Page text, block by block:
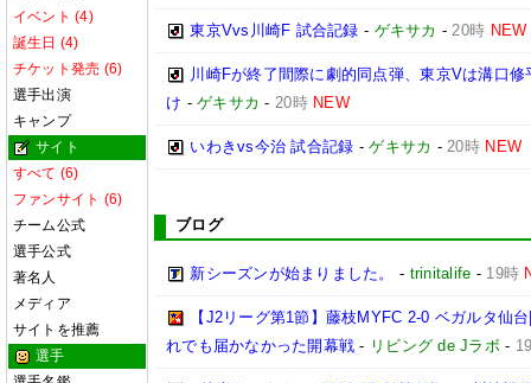
イベント (4)
誕生日 (4)
チケット発売 (6)
選手出演
キャンプ
サイト
すべて (6)
ファンサイト (6)
チーム公式
選手公式
著名人
メディア
サイトを推薦
選手
東京Vvs川崎F 試合記録 - ゲキサカ -20時 NEW
川崎Fが終了間際に劇的同点弾、東京Vは溝口
け -ゲキサカ - 20時 NEW
いわきvs今治 試合記録 -ゲキサカ -20時 NEW
ブログ
新シーズンが始まりました。 - trinitalife - 19時
【J2リーグ第1節】藤枝MYFC 2-0 ベガルタ仙
れでも届かなかった開幕戦 - リビング de Jラボ-